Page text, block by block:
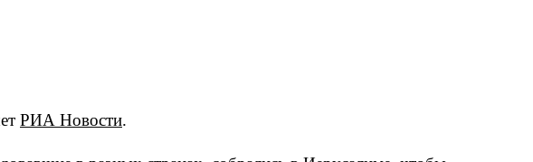
РИА Новости.